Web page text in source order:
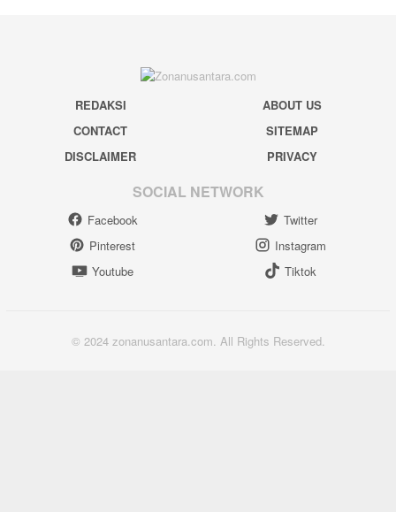
REDAKSI
ABOUT US
CONTACT
SITEMAP
DISCLAIMER
PRIVACY
SOCIAL NETWORK
Facebook
Twitter
Pinterest
Instagram
Youtube
Tiktok
© 2024 zonanusantara.com. All Rights Reserved.